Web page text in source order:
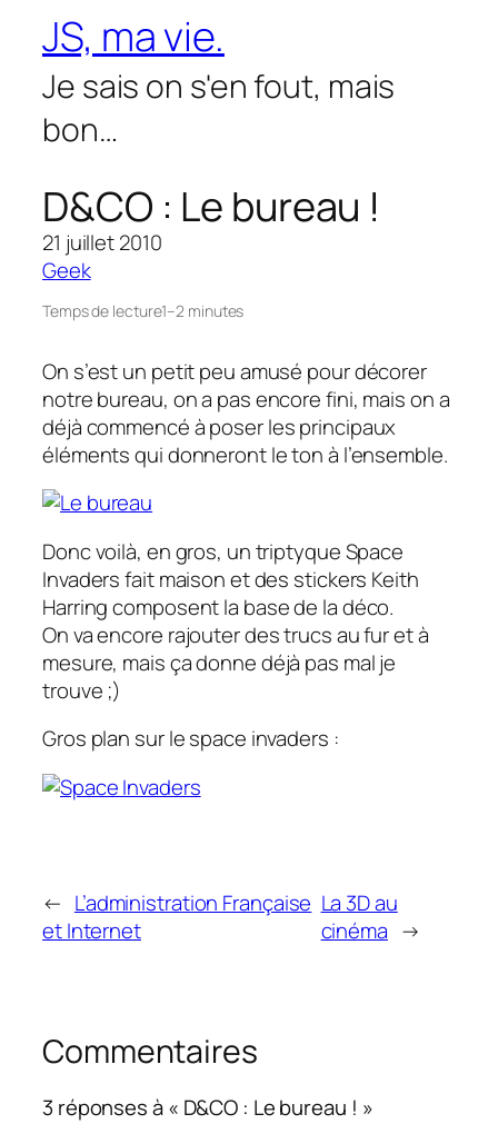
contenu
JS, ma vie.
Je sais on s'en fout, mais
bon…
D&CO : Le bureau !
21 juillet 2010
Geek
Temps de lecture1–2 minutes
On s’est un petit peu amusé pour décorer
notre bureau, on a pas encore fini, mais on a
déjà commencé à poser les principaux
éléments qui donneront le ton à l’ensemble.
Donc voilà, en gros, un triptyque Space
Invaders fait maison et des stickers Keith
Harring composent la base de la déco.
On va encore rajouter des trucs au fur et à
mesure, mais ça donne déjà pas mal je
trouve ;)
Gros plan sur le space invaders :
← L’administration Française
et Internet
La 3D au
cinéma →
Commentaires
3 réponses à « D&CO : Le bureau ! »